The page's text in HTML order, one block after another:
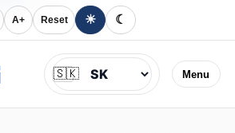
A+ Reset ☀ ☾
Menu
Jazyk
🇸🇰